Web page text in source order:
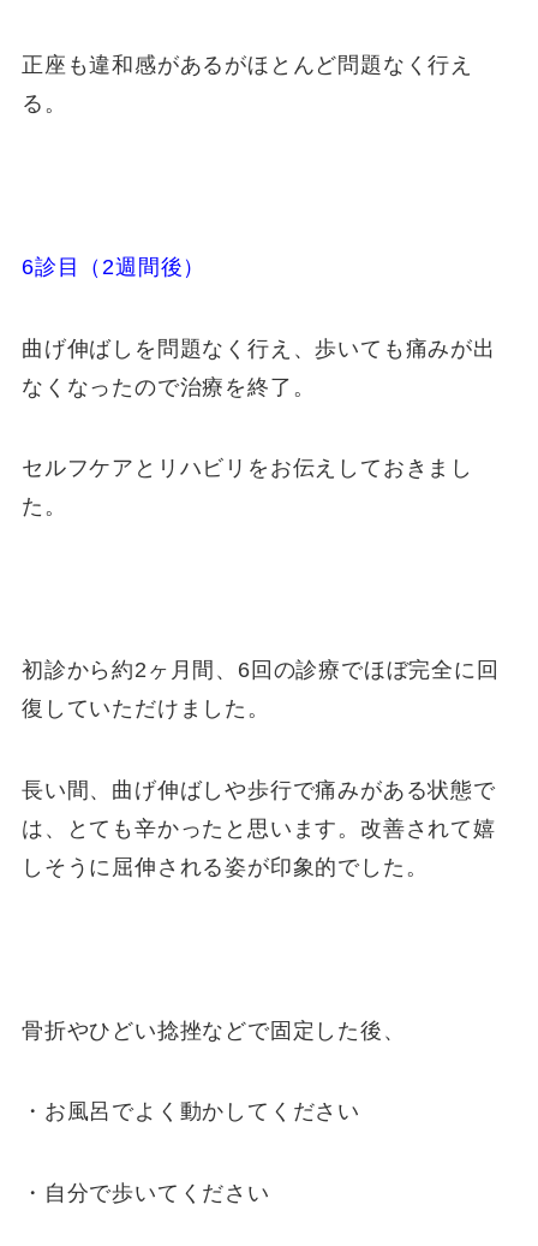
正座も違和感があるがほとんど問題なく行え
る。
6診目（2週間後）
曲げ伸ばしを問題なく行え、歩いても痛みが出
なくなったので治療を終了。
セルフケアとリハビリをお伝えしておきまし
た。
初診から約2ヶ月間、6回の診療でほぼ完全に回
復していただけました。
長い間、曲げ伸ばしや歩行で痛みがある状態で
は、とても辛かったと思います。改善されて嬉
しそうに屈伸される姿が印象的でした。
骨折やひどい捻挫などで固定した後、
・お風呂でよく動かしてください
・自分で歩いてください